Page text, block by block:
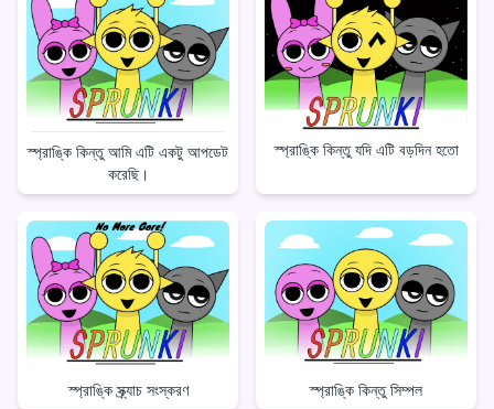
স্প্রাঙ্কি কিন্তু আমি এটি একটু আপডেট
করেছি।
স্প্রাঙ্কি কিন্তু যদি এটি বড়দিন হতো
স্প্রাঙ্কি স্ক্র্যাচ সংস্করণ স্প্রাঙ্কি কিন্তু সিম্পল